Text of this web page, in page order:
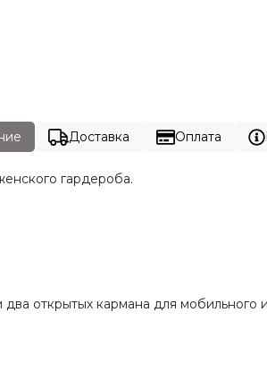
Доставка Оплата
гардероба.
открытых кармана для мобильного